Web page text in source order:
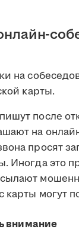
на
карты.
после
на
просят
Иногда это
карты могут
внимание